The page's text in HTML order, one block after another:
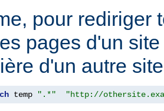
pour rediriger
pages d'un
d'un autre
temp ".*" "http://